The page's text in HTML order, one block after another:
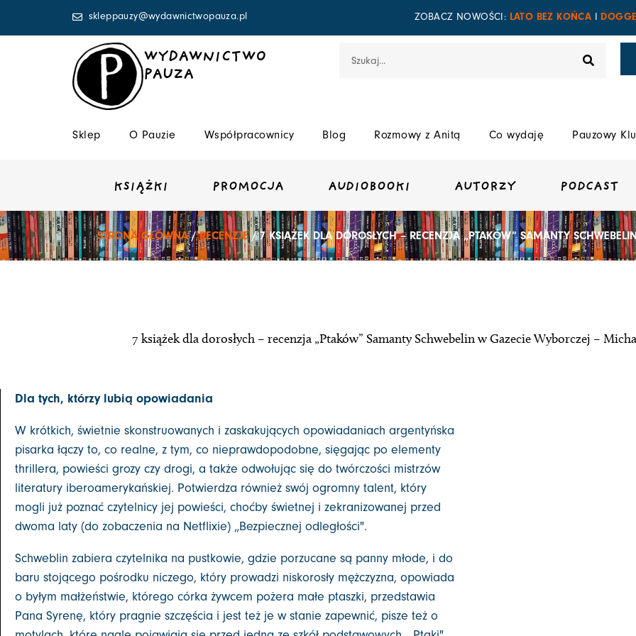
skleppauzy@wydawnictwopauza.pl ZOBACZ NOWOŚCI: LATO BEZ KOŃCA
WYDAWNICTWO
PAUZA
Sklep O Pauzie Współpracownicy Blog Rozmowy z Anitą Co wydaję Pauzowy
KSIĄŻKI PROMOCJA AUDIOBOOKI AUTORZY PODCAST
STRONA GŁÓWNA/RECENZJE/ 7 KSIĄŻEK DLA DOROSŁYCH – RECENZJA „PTAKÓW” SAMANTY
7 książek dla dorosłych – recenzja „Ptaków” Samanty Schwebelin w Gazecie Wyborczej –
Dla tych, którzy lubią opowiadania
W krótkich, świetnie skonstruowanych i zaskakujących opowiadaniach argentyńska
pisarka łączy to, co realne, z tym, co nieprawdopodobne, sięgając po elementy
thrillera, powieści grozy czy drogi, a także odwołując się do twórczości mistrzów
literatury iberoamerykańskiej. Potwierdza również swój ogromny talent, który
mogli już poznać czytelnicy jej powieści, choćby świetnej i zekranizowanej przed
dwoma laty (do zobaczenia na Netflixie) „Bezpiecznej odległości".
Schweblin zabiera czytelnika na pustkowie, gdzie porzucane są panny młode, i do
baru stojącego pośrodku niczego, który prowadzi niskorosły mężczyzna, opowiada
o byłym małżeństwie, którego córka żywcem pożera małe ptaszki, przedstawia
Pana Syrenę, który pragnie szczęścia i jest też je w stanie zapewnić, pisze też o